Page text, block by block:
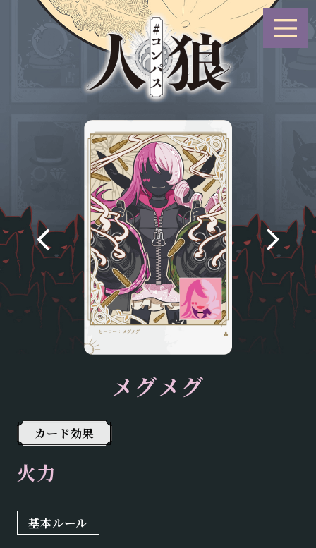
メグメグ
カード効果
火力
基本ルール